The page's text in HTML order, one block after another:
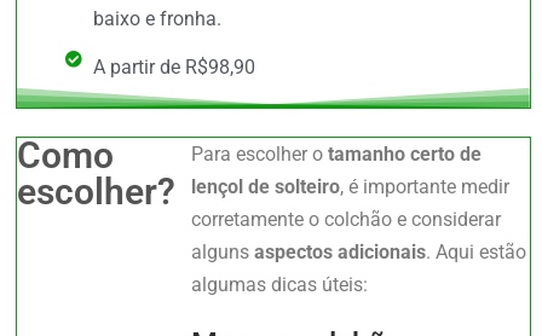
baixo e fronha.
A partir de R$98,90
Como
escolher?
Para escolher otamanho certo de
lençol de solteiro, é importante medir
corretamente o colchão e considerar
algunsaspectos adicionais. Aqui estão
algumas dicas úteis: